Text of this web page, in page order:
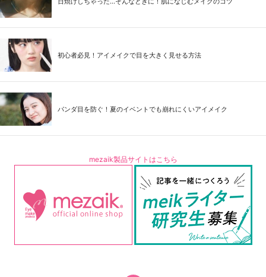
初心者必見！アイメイクで目を大きく見せる方法
パンダ目を防ぐ！夏のイベントでも崩れにくいアイメイク
mezaik製品サイトはこちら